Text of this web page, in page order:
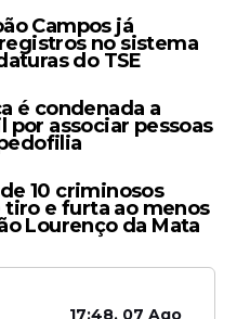
Campos já
no sistema
do TSE
é condenada a
por associar pessoas
10 criminosos
tiro e furta ao menos
Lourenço da Mata
17:48, 07 Ago